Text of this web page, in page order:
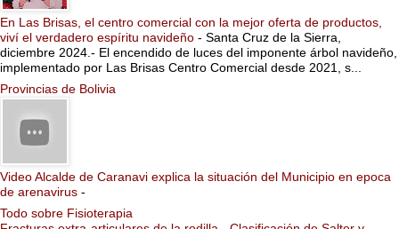
En Las Brisas, el centro comercial con la mejor oferta de productos,
viví el verdadero espíritu navideño - Santa Cruz de la Sierra,
diciembre 2024.- El encendido de luces del imponente árbol navideño,
implementado por Las Brisas Centro Comercial desde 2021, s...
Provincias de Bolivia
Video Alcalde de Caranavi explica la situación del Municipio en epoca
de arenavirus -
Todo sobre Fisioterapia